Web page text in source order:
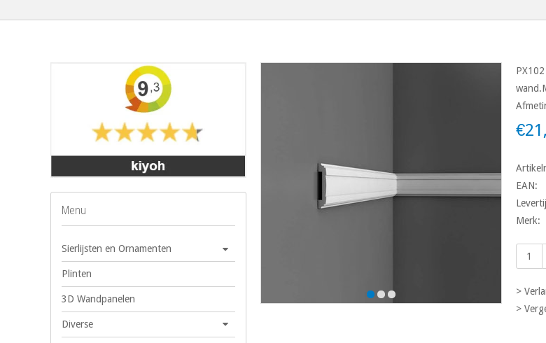
EAN:
Merk:
>
>
Menu
Sierlijsten en Ornamenten
Plinten
3D Wandpanelen
Diverse